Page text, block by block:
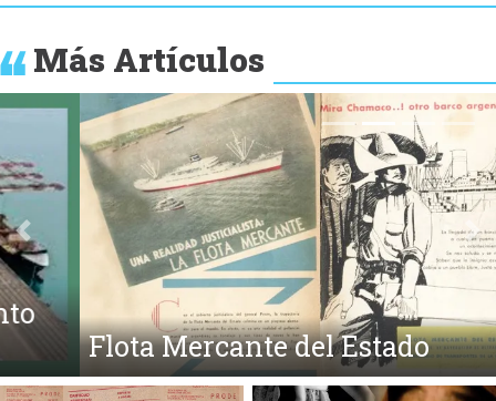
Más Artículos
Flota Mercante del Estado
Anterior